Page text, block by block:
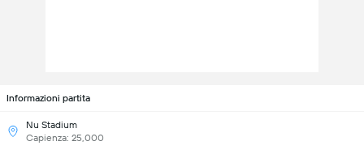
Informazioni partita
Nu Stadium
Capienza: 25,000